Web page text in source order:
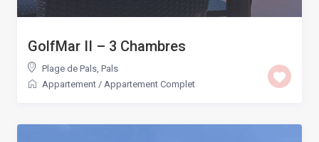
GolfMar II – 3 Chambres
Plage de Pals, Pals
Appartement / Appartement Complet